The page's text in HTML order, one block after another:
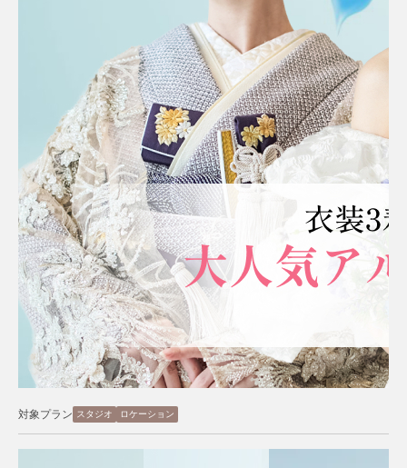
対象プラン スタジオ ロケーション